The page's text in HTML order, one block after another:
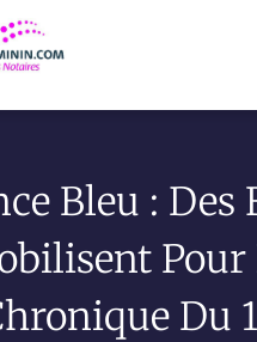
Bleu : Des
Du